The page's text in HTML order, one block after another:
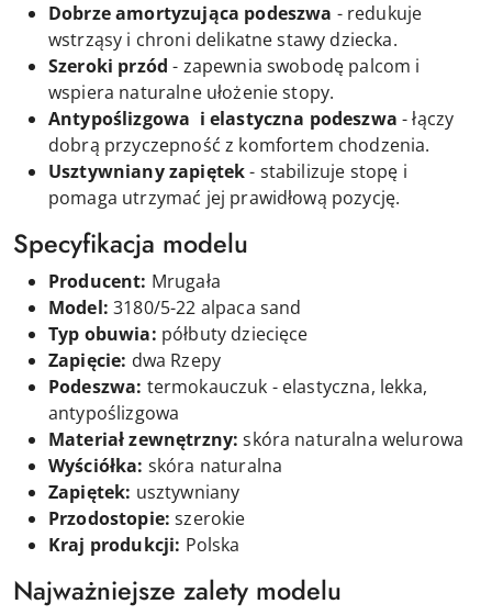
Dobrze amortyzująca podeszwa - redukuje
wstrząsy i chroni delikatne stawy dziecka.
Szeroki przód - zapewnia swobodę palcom i
wspiera naturalne ułożenie stopy.
Antypoślizgowa i elastyczna podeszwa - łączy
dobrą przyczepność z komfortem chodzenia.
Usztywniany zapiętek- stabilizuje stopę i
pomaga utrzymać jej prawidłową pozycję.
Specyfikacja modelu
Producent: Mrugała
Model: 3180/5-22 alpaca sand
Typ obuwia: półbuty dziecięce
Zapięcie: dwa Rzepy
Podeszwa: termokauczuk - elastyczna, lekka,
antypoślizgowa
Materiał zewnętrzny: skóra naturalna welurowa
Wyściółka: skóra naturalna
Zapiętek: usztywniany
Przodostopie: szerokie
Kraj produkcji: Polska
Najważniejsze zalety modelu